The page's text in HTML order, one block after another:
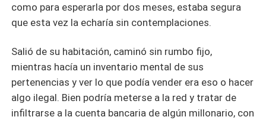
como para esperarla por dos meses, estaba segura
que esta vez la echaría sin contemplaciones.
Salió de su habitación, caminó sin rumbo fijo,
mientras hacía un inventario mental de sus
pertenencias y ver lo que podía vender era eso o hacer
algo ilegal. Bien podría meterse a la red y tratar de
infiltrarse a la cuenta bancaria de algún millonario, con